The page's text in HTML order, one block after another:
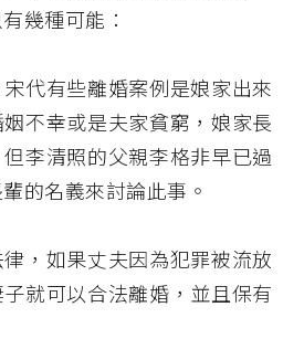
幾種可能：
代有些離婚案例是娘家出來
不幸或是夫家貧窮，娘家長
李清照的父親李格非早已過
的名義來討論此事。
，如果丈夫因為犯罪被流放
就可以合法離婚，並且保有